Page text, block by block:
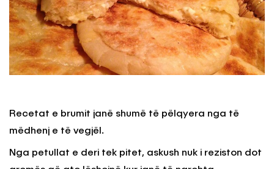
Recetat e brumit janë shumë të pëlqyera nga të
mëdhenj e të vegjël.
Nga petullat e deri tek pitet, askush nuk i reziston dot